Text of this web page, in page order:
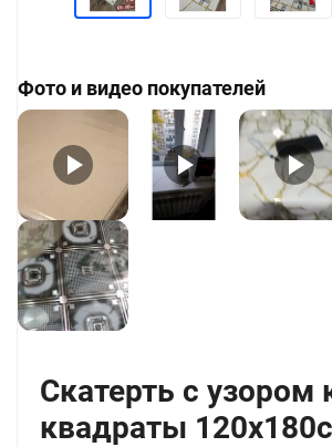
Фото и видео покупателей
Скатерть с узором
квадраты